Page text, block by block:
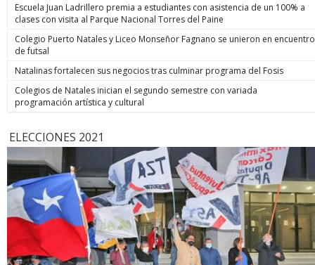
Escuela Juan Ladrillero premia a estudiantes con asistencia de un 100% a
clases con visita al Parque Nacional Torres del Paine
Colegio Puerto Natales y Liceo Monseñor Fagnano se unieron en encuentro
de futsal
Natalinas fortalecen sus negocios tras culminar programa del Fosis
Colegios de Natales inician el segundo semestre con variada
programación artística y cultural
ELECCIONES 2021